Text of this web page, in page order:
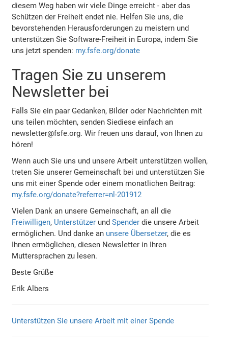
diesem Weg haben wir viele Dinge erreicht - aber das
Schützen der Freiheit endet nie. Helfen Sie uns, die
bevorstehenden Herausforderungen zu meistern und
unterstützen Sie Software-Freiheit in Europa, indem Sie
uns jetzt spenden: my.fsfe.org/donate
Tragen Sie zu unserem
Newsletter bei
Falls Sie ein paar Gedanken, Bilder oder Nachrichten mit
uns teilen möchten, senden Siediese einfach an
newsletter@fsfe.org. Wir freuen uns darauf, von Ihnen zu
hören!
Wenn auch Sie uns und unsere Arbeit unterstützen wollen,
treten Sie unserer Gemeinschaft bei und unterstützen Sie
uns mit einer Spende oder einem monatlichen Beitrag:
my.fsfe.org/donate?referrer=nl-201912
Vielen Dank an unsere Gemeinschaft, an all die
Freiwilligen, Unterstützer undSpender die unsere Arbeit
ermöglichen. Und danke an unsere Übersetzer, die es
Ihnen ermöglichen, diesen Newsletter in Ihren
Muttersprachen zu lesen.
Beste Grüße
Erik Albers
Unterstützen Sie unsere Arbeit mit einer Spende